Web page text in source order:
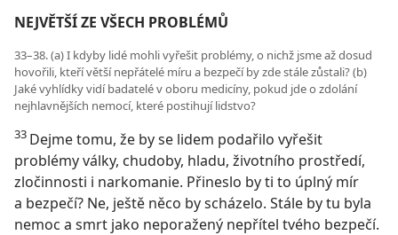
NEJVĚTŠÍ ZE VŠECH PROBLÉMŮ
33–38. (a) I kdyby lidé mohli vyřešit problémy, o nichž jsme až dosud
hovořili, kteří větší nepřátelé míru a bezpečí by zde stále zůstali? (b)
Jaké vyhlídky vidí badatelé v oboru medicíny, pokud jde o zdolání
nejhlavnějších nemocí, které postihují lidstvo?
33 Dejme tomu, že by se lidem podařilo vyřešit
problémy války, chudoby, hladu, životního prostředí,
zločinnosti i narkomanie. Přineslo by ti to úplný mír
a bezpečí? Ne, ještě něco by scházelo. Stále by tu byla
nemoc a smrt jako neporažený nepřítel tvého bezpečí.